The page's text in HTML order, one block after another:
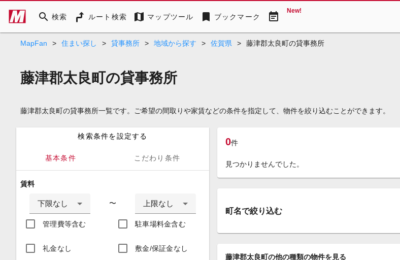
search 検索 ルート検索 map マップツール bookmark ブックマーク event_note New!
MapFan > 住まい探し > 貸事務所 > 地域から探す > 佐賀県 > 藤津郡太良町の貸事務所
藤津郡太良町の貸事務所
藤津郡太良町の貸事務所一覧です。ご希望の間取りや家賃などの条件を指定して、物件を絞り込むことができます。
検索条件を設定する
基本条件 こだわり条件
賃料
下限なし 〜 上限なし
管理費等含む 駐車場料金含む
礼金なし 敷金/保証金なし
0件
見つかりませんでした。
町名で絞り込む
藤津郡太良町の他の種類の物件を見る